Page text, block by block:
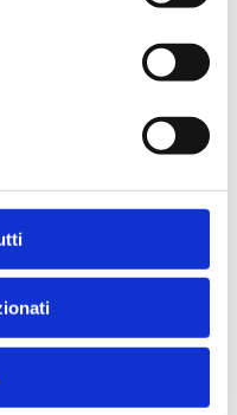
Perignano (PI)